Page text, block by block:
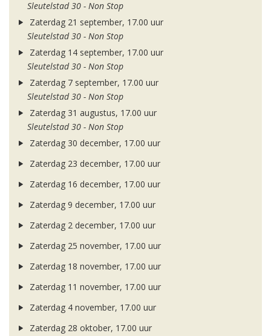
Sleutelstad 30 - Non Stop
Zaterdag 21 september, 17.00 uur
Sleutelstad 30 - Non Stop
Zaterdag 14 september, 17.00 uur
Sleutelstad 30 - Non Stop
Zaterdag 7 september, 17.00 uur
Sleutelstad 30 - Non Stop
Zaterdag 31 augustus, 17.00 uur
Sleutelstad 30 - Non Stop
Zaterdag 30 december, 17.00 uur
Zaterdag 23 december, 17.00 uur
Zaterdag 16 december, 17.00 uur
Zaterdag 9 december, 17.00 uur
Zaterdag 2 december, 17.00 uur
Zaterdag 25 november, 17.00 uur
Zaterdag 18 november, 17.00 uur
Zaterdag 11 november, 17.00 uur
Zaterdag 4 november, 17.00 uur
Zaterdag 28 oktober, 17.00 uur